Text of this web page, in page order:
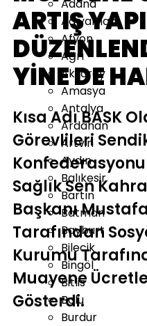
Adana
Adıyaman
Afyon
Ağrı
Aksaray
Amasya
Antalya
Ardahan
Artvin
Aydın
Balıkesir
Bartın
Batman
Bayburt
Bilecik
Bingöl
Bitlis
Bolu
Burdur
ARTIŞ
YİNE DE
Kısa Adı BASK
Görevlileri
Sağlık Sen
Başkanı Mustafa
Tarafından
Kurumu
Muayene
Gösterdi.